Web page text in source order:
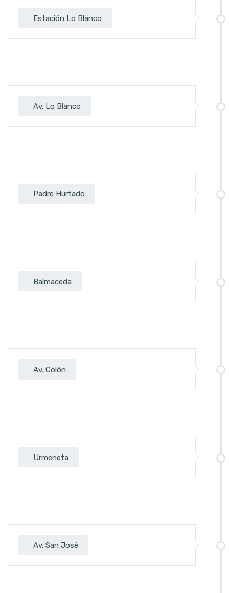
Estación Lo Blanco
Av. Lo Blanco
Padre Hurtado
Balmaceda
Av. Colón
Urmeneta
Av. San José